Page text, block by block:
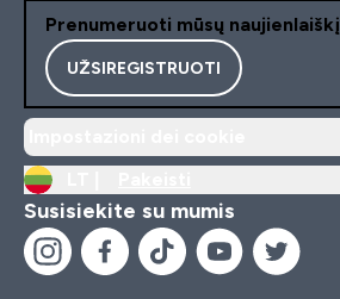
Prenumeruoti mūsų naujienlaiškį
UŽSIREGISTRUOTI
Susisiekite su mumis